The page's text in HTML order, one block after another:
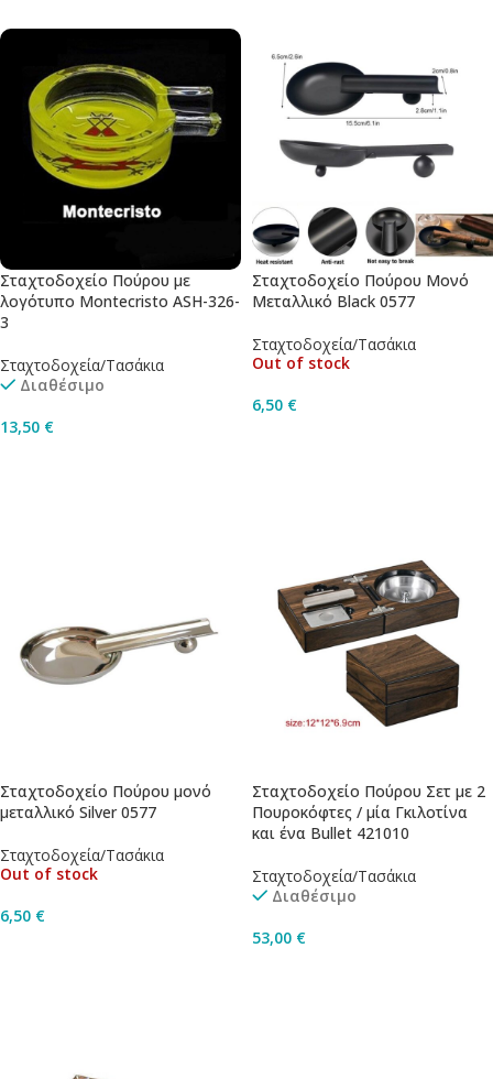
Σταχτοδοχείο Πούρου με
λογότυπο Montecristo ASH-326-
3
Σταχτοδοχεία/Τασάκια
Διαθέσιμο
13,50 €
Σταχτοδοχείο Πούρου Μονό
Μεταλλικό Black 0577
Σταχτοδοχεία/Τασάκια
Out of stock
6,50 €
Σταχτοδοχείο Πούρου μονό
μεταλλικό Silver 0577
Σταχτοδοχεία/Τασάκια
Out of stock
6,50 €
Σταχτοδοχείο Πούρου Σετ με 2
Πουροκόφτες / μία Γκιλοτίνα
και ένα Βullet 421010
Σταχτοδοχεία/Τασάκια
Διαθέσιμο
53,00 €